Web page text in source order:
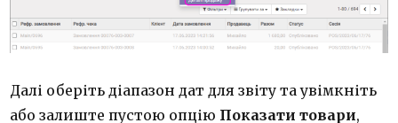
Далі оберіть діапазон дат для звіту та увімкніть
або залиште пустою опцію Показати товари,